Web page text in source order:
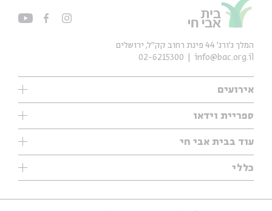
אירועים
עיון
אנגלית
נוער
סדרות
ספריית וידאו
ילדים
מוזיקה
עיון
מיוחדים
עוד בבית אבי חי
תערוכות
מיוחדים
כללי
אודות
המלך ג'ורג' 44 פינת רחוב קק״ל, ירושלים
info@bac.org.il
02-6215300